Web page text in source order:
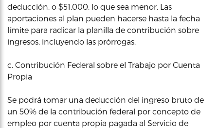
deducción, o $51,000, lo que sea menor. Las
aportaciones al plan pueden hacerse hasta la fecha
límite para radicar la planilla de contribución sobre
ingresos, incluyendo las prórrogas.
c. Contribución Federal sobre el Trabajo por Cuenta
Propia
Se podrá tomar una deducción del ingreso bruto de
un 50% de la contribución federal por concepto de
empleo por cuenta propia pagada al Servicio de